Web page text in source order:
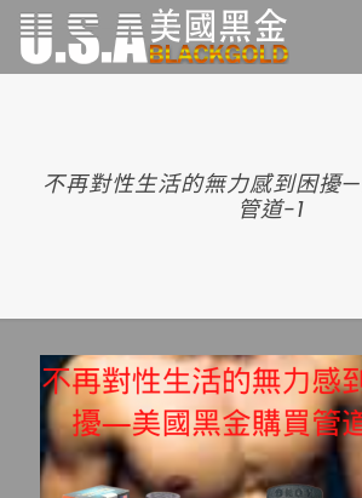
不再對性生活的無力感到困擾
管道-1